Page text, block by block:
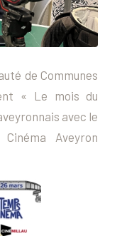
de Communes
« Le mois du
avec le
Aveyron